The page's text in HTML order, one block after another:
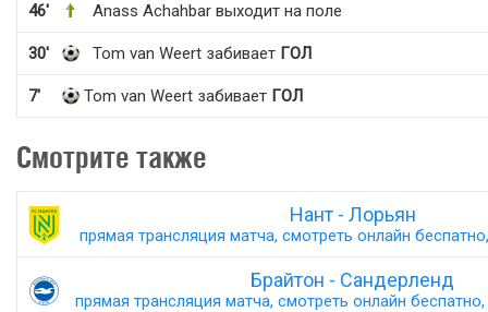
46' Anass Achahbar выходит на поле
30' Tom van Weert забивает ГОЛ
7' Tom van Weert забивает ГОЛ
Смотрите также
Нант - Лорьян
прямая трансляция матча, смотреть онлайн
Брайтон - Сандерленд
прямая трансляция матча, смотреть онлайн